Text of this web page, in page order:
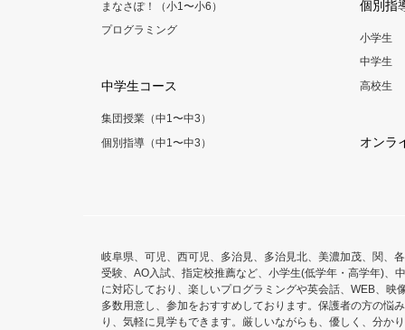
まなさぽ！（小1〜小6）
プログラミング
中学生コース
集団授業（中1〜中3）
個別指導（中1〜中3）
個別指
小学生
中学生
高校生
オンラ
岐阜県、可児、西可児、多治見、多治見北、美濃加茂、関、
受験、AO入試、指定校推薦など、小学生(低学年・高学年)、
に対応しており、楽しいプログラミングや英会話、WEB、
多数用意し、参加をおすすめしております。保護者の方の悩
り、気軽に見学もできます。厳しいながらも、優しく、分か